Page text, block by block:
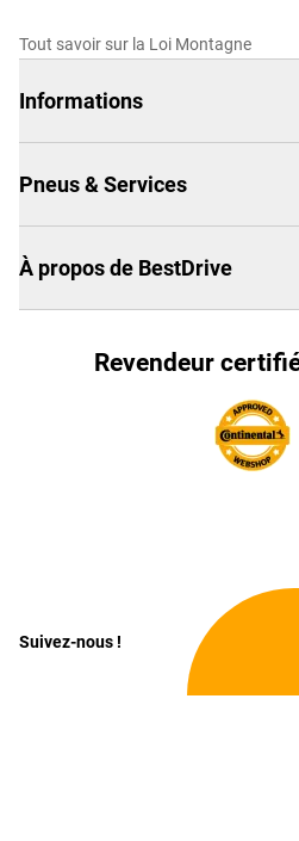
Tout savoir sur la Loi Montagne
Informations
Pneus & Services
À propos de BestDrive
Revendeur
Suivez-nous !